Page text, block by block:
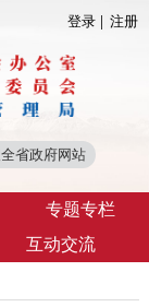
登录 注册
专题专栏
互动交流